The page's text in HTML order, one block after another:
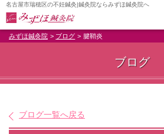
名古屋市瑞穂区の不妊鍼灸|鍼灸院ならみずほ鍼灸院へ
みずほ鍼灸院 ブログ 腱鞘炎
ブログ
ブログ一覧へ戻る